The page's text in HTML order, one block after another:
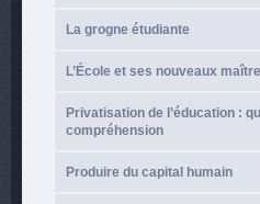
La grogne étudiante
L’École et ses nouveaux
Privatisation de l’éducation :
compréhension
Produire du capital humain